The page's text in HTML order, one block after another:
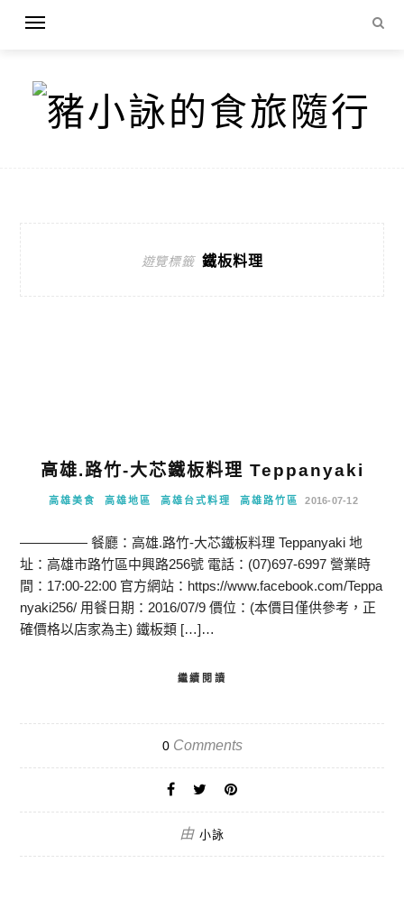
遊覽標籤 鐵板料理
高雄.路竹-大芯鐵板料理 Teppanyaki
高雄美食 高雄地區 高雄台式料理 高雄路竹區 2016-07-12
————— 餐廳：高雄.路竹-大芯鐵板料理 Teppanyaki 地
址：高雄市路竹區中興路256號 電話：(07)697-6997 營業時
間：17:00-22:00 官方網站：https://www.facebook.com/Teppa
nyaki256/ 用餐日期：2016/07/9 價位：(本價目僅供參考，正
確價格以店家為主) 鐵板類 […]…
繼續閱讀
0Comments
由 小詠